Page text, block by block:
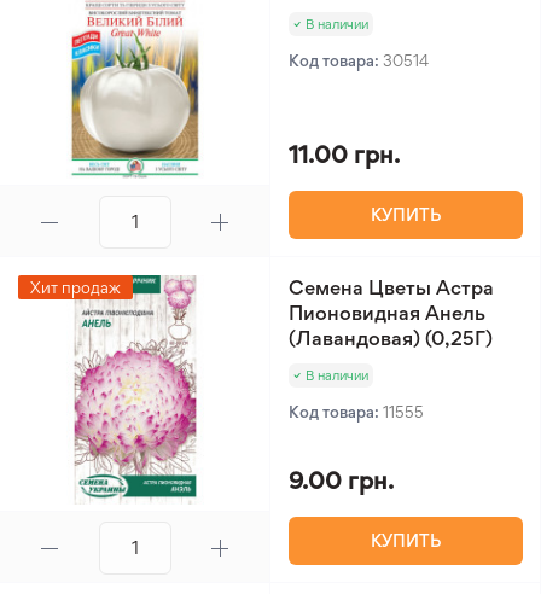
В наличии
Код товара: 30514
11.00 грн.
КУПИТЬ
Хит продаж
Семена Цветы Астра
Пионовидная Анель
(Лавандовая) (0,25Г)
В наличии
Код товара: 11555
9.00 грн.
КУПИТЬ